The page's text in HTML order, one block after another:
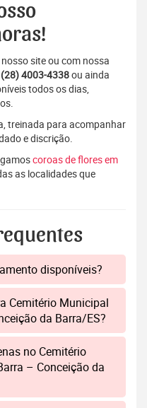
site ou com nossa
(28) 4003-4338ou ainda
todos os dias,
treinada para acompanhar
e discrição.
coroas de flores em
as localidades que
disponíveis?
Cemitério Municipal
da Barra/ES?
no Cemitério
– Conceição da